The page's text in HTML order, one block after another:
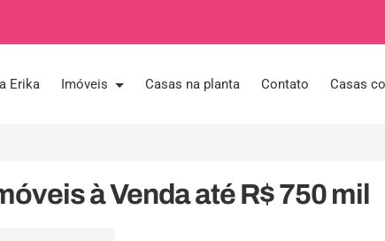
Erika Imóveis Casas na planta Contato Casas
à Venda até R$ 750 mil